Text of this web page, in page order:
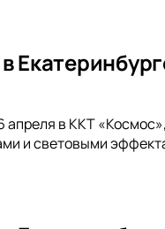
в ККТ
и световыми